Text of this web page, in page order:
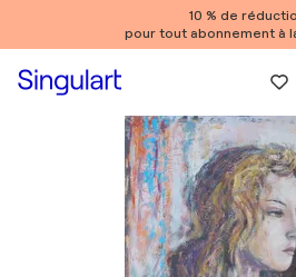
10 % de
pour tout abonnement à